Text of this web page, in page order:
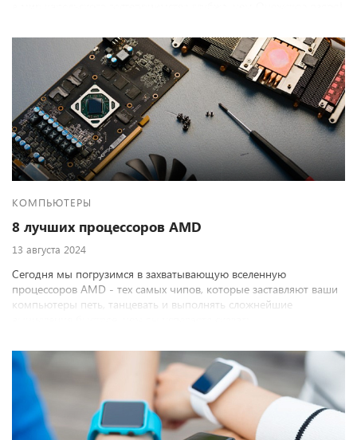
КОМПЬЮТЕРЫ
8 лучших процессоров AMD
13 августа 2024
Сегодня мы погрузимся в захватывающую вселенную
процессоров AMD - тех самых чипов, которые заставляют ваши
компьютеры петь, танцевать и выполнять сложнейшие